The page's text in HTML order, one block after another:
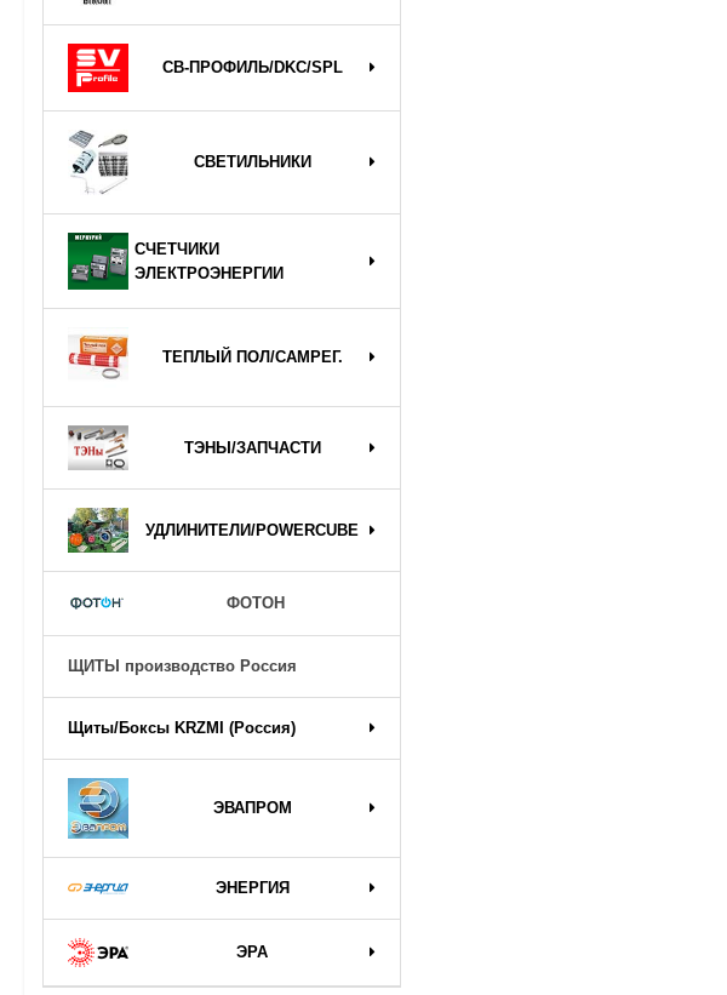
СВ-ПРОФИЛЬ/DKC/SPL
СВЕТИЛЬНИКИ
СЧЕТЧИКИ
ЭЛЕКТРОЭНЕРГИИ
ТЕПЛЫЙ ПОЛ/САМРЕГ.
ТЭНЫ/ЗАПЧАСТИ
УДЛИНИТЕЛИ/POWERCUBE
ФОТОН
ЩИТЫ производство Россия
Щиты/Боксы KRZMI (Россия)
ЭВАПРОМ
ЭНЕРГИЯ
ЭРА